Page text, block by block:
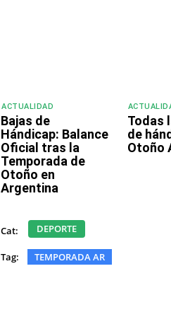
ACTUALIDAD
Bajas de
Hándicap: Balance
Oficial tras la
Temporada de
Otoño en
Argentina
Todas
de
Otoño
Cat: DEPORTE
Tag: TEMPORADA AR